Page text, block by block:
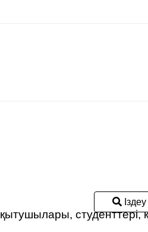
Іздеу
студенттері,